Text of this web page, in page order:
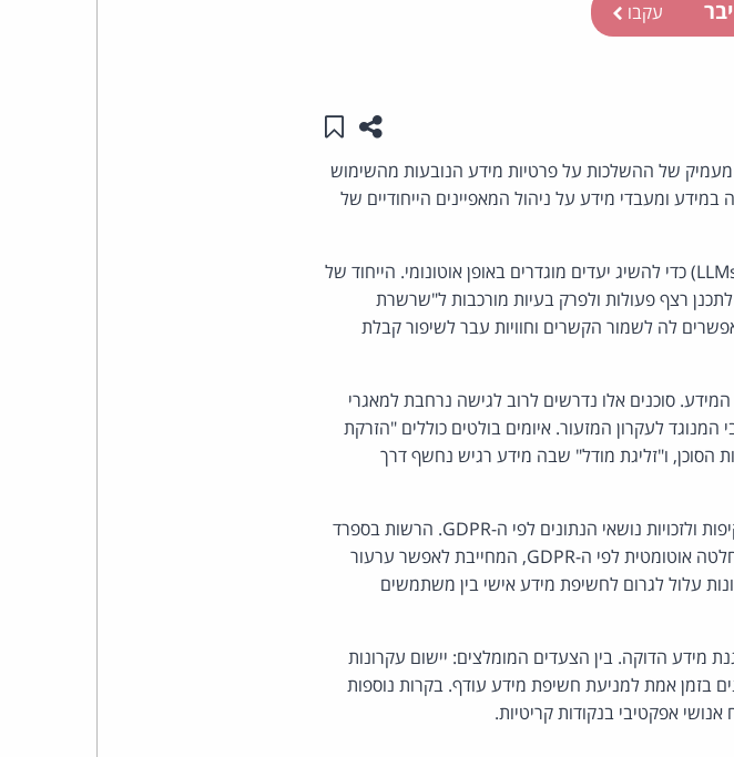
עקבו
שתפו עמוד זה
שמור ב"תכנים שלי"
מעמיק של ההשלכות על פרטיות מידע הנובעות מהשימוש
ומעבדי מידע על ניהול המאפיינים הייחודיים של
סוכן בינה מלאכותית מוגדר כמערכת המשתמשת במודלי שפה (LLMs) כדי להשיג יעדים מוגדרים באופן אוטונומי. הייחוד של
לתכנן רצף פעולות ולפרק בעיות מורכבות ל"שרשרת
לה לשמור הקשרים וחוויות עבר לשיפור קבלת
סוכנים אלו נדרשים לרוב לגישה נרחבת למאגרי
המנוגד לעקרון המזעור. איומים בולטים כוללים "הזרקת
הסוכן, ו"זליגת מודל" שבה מידע רגיש נחשף דרך
במישור הרגולטורי, השימוש בסוכנים מעלה אתגרים בנוגע לשקיפות ולזכויות נושאי הנתונים לפי ה-GDPR. הרשות בספרד
מדגישה כי אוטונומיה גבוהה של סוכן עלולה להיחשב כקבלת החלטה אוטומטית לפי ה-GDPR, המחייבת לאפשר ערעור
עלול לגרום לחשיפת מידע אישי בין משתמשים
מידע הדוקה. בין הצעדים המומלצים: יישום עקרונות
בזמן אמת למניעת חשיפת מידע עודף. בקרות נוספות